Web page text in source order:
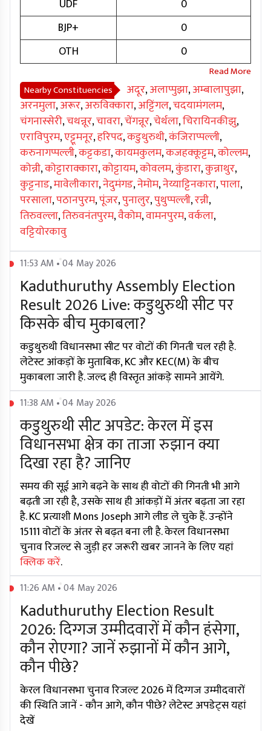
UDF
0
BJP+
0
OTH
0
Nearby Constituencies अदूर,अलाप्पुझा,अम्बालापुझा,
अरनमुला,अरूर,अरुविक्कारा,अट्टिंगल,चदयामंगलम,
चंगनास्सेरी,चथन्नूर,चावरा,चेंगन्नूर,चेर्थला,चिरायिनकीझु,
एराविपुरम,एट्टूमनूर,हरिपद,कडुथुरुथी,कंजिराप्पल्ली,
करुनागप्पल्ली,कट्टकडा,कायमकुलम,कजहक्कूट्टम,कोल्लम,
कोन्नी,कोट्टाराक्कारा,कोट्टायम,कोवलम,कुंडारा,कुन्नाथुर,
कुट्टनाड,मावेलीकारा,नेदुमंगड,नेमोम,नेय्याट्टिनकारा,पाला,
परसाला,पठानपुरम,पूंजर,पुनालुर,पुथुप्पल्ली,रन्नी,
तिरुवल्ला,तिरुवनंतपुरम,वैकोम,वामनपुरम,वर्कला,
वट्टियोरकावु
11:53 AM • 04 May 2026
Kaduthuruthy Assembly Election
Result 2026 Live: कडुथुरुथी सीट पर
किसके बीच मुकाबला?
कडुथुरुथी विधानसभा सीट पर वोटों की गिनती चल रही है.
लेटेस्ट आंकड़ों के मुताबिक, KC और KEC(M) के बीच
मुकाबला जारी है. जल्द ही विस्तृत आंकड़े सामने आयेंगे.
11:38 AM • 04 May 2026
कडुथुरुथी सीट अपडेट: केरल में इस
विधानसभा क्षेत्र का ताजा रुझान क्या
दिखा रहा है? जानिए
समय की सूई आगे बढ़ने के साथ ही वोटों की गिनती भी आगे
बढ़ती जा रही है, उसके साथ ही आंकड़ों में अंतर बढ़ता जा रहा
है. KC प्रत्याशी Mons Joseph आगे लीड ले चुके हैं. उन्होंने
15111 वोटों के अंतर से बढ़त बना ली है. केरल विधानसभा
चुनाव रिजल्ट से जुड़ी हर जरूरी खबर जानने के लिए यहां
क्लिक करें.
11:26 AM • 04 May 2026
Kaduthuruthy Election Result
2026: दिग्गज उम्मीदवारों में कौन हंसेगा,
कौन रोएगा? जानें रुझानों में कौन आगे,
कौन पीछे?
केरल विधानसभा चुनाव रिजल्ट 2026 में दिग्गज उम्मीदवारों
की स्थिति जानें - कौन आगे, कौन पीछे? लेटेस्ट अपडेट्स यहां
देखें